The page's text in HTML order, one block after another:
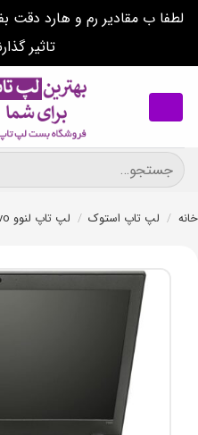
لطفا ب مقادیر رم و هارد
تاثیر
content
جستجو
برای:
خانه / لپ تاپ استوک / لپ تاپ لنوو Lenovo